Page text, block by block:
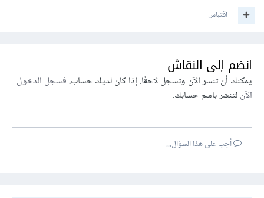
اقتباس
انضم إلى النقاش
يمكنك أن تنشر الآن وتسجل لاحقًا. إذا كان لديك حساب،فسجل الدخول
الآنلتنشر باسم حسابك.
أجب على هذا السؤال...